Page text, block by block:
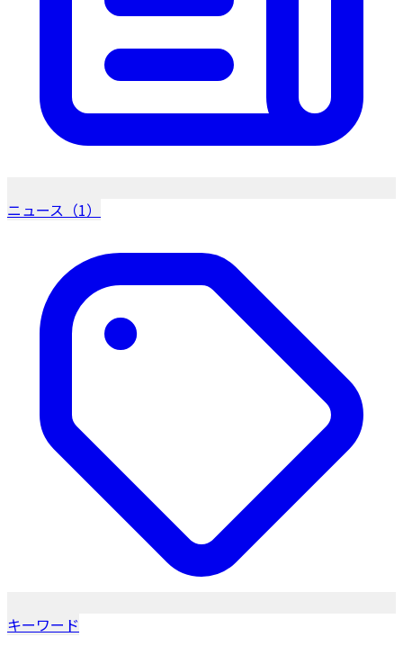
ニュース（1）
キーワード